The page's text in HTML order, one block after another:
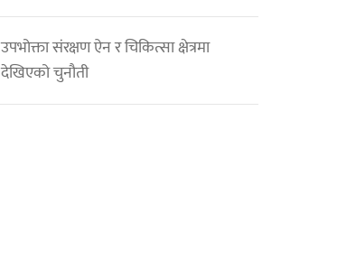
उपभोक्ता संरक्षण ऐन र चिकित्सा क्षेत्रमा
देखिएको चुनौती